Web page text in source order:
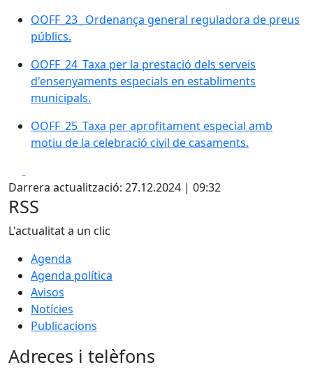
OOFF_23_ Ordenança general reguladora de preus
públics.
OOFF_24_Taxa per la prestació dels serveis
d'ensenyaments especials en establiments
municipals.
OOFF_25_Taxa per aprofitament especial amb
motiu de la celebració civil de casaments.
Darrera actualització: 27.12.2024 | 09:32
RSS
L'actualitat a un clic
Agenda
Agenda política
Avisos
Notícies
Publicacions
Adreces i telèfons